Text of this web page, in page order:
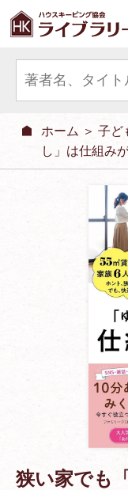
ホーム ＞ 子ど
し」は仕組み
狭い家でも